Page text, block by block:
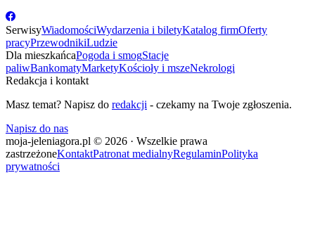
SerwisyWiadomościWydarzenia i biletyKatalog firmOferty
pracyPrzewodnikiLudzie
Dla mieszkańcaPogoda i smogStacje
paliwBankomatyMarketyKościoły i mszeNekrologi
Redakcja i kontakt
Masz temat? Napisz do redakcji - czekamy na Twoje zgłoszenia.
Napisz do nas
moja-jeleniagora.pl © 2026 · Wszelkie prawa
zastrzeżoneKontaktPatronat medialnyRegulaminPolityka
prywatności